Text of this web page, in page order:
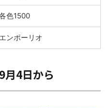
色1500
エンポーリオ
月4日から